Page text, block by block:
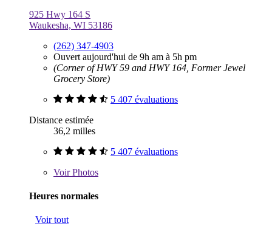
925 Hwy 164 S
Waukesha, WI 53186
(262) 347-4903
Ouvert aujourd'hui de 9h am à 5h pm
(Corner of HWY 59 and HWY 164, Former Jewel
Grocery Store)
5 407 évaluations
Distance estimée
36,2 milles
5 407 évaluations
VoirPhotos
Heures normales
Voir tout